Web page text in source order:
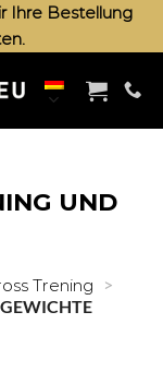
Ihre Bestellung
UND
Trening
>